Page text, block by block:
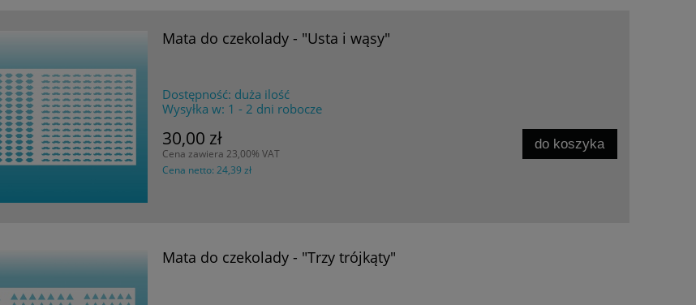
Mata do czekolady - "Usta i wąsy"
Dostępność: duża ilość
Wysyłka w: 1 - 2 dni robocze
30,00 zł
Cena zawiera 23,00% VAT
Cena netto:24,39 zł
do koszyka
Mata do czekolady - "Trzy trójkąty"